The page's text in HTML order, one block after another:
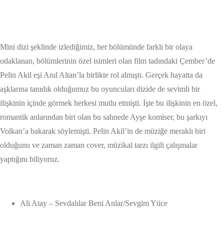
Mini dizi şeklinde izlediğimiz, her bölümünde farklı bir olaya
odaklanan, bölümlerinin özel isimleri olan film tadındaki Çember’de
Pelin Akil eşi Anıl Altan’la birlikte rol almıştı. Gerçek hayatta da
aşklarına tanıdık olduğumuz bu oyuncuları dizide de sevimli bir
ilişkinin içinde görmek herkesi mutlu etmişti. İşte bu ilişkinin en özel,
romantik anlarından biri olan bu sahnede Ayşe komiser, bu şarkıyı
Volkan’a bakarak söylemişti. Pelin Akil’in de müziğe meraklı biri
olduğunu ve zaman zaman cover, müzikal tarzı ilgili çalışmalar
yaptığını biliyoruz.
Ali Atay – Sevdalılar Beni Anlar/Sevgim Yüce